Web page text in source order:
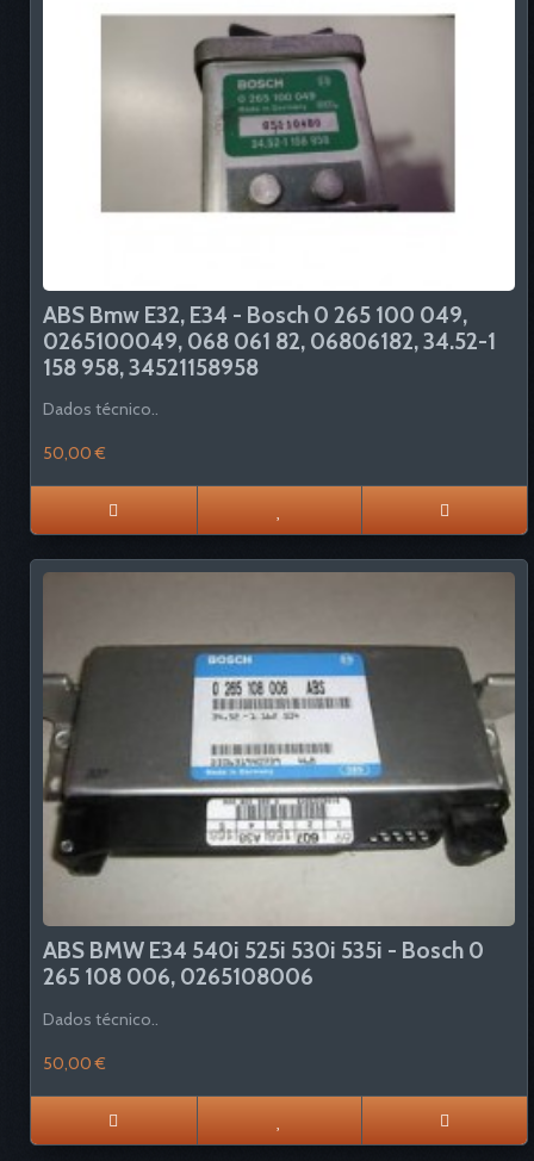
ABS Bmw E32, E34 - Bosch 0 265 100 049,
0265100049, 068 061 82, 06806182, 34.52-1
158 958, 34521158958
Dados técnico..
50,00 €
ABS BMW E34 540i 525i 530i 535i - Bosch 0
265 108 006, 0265108006
Dados técnico..
50,00 €